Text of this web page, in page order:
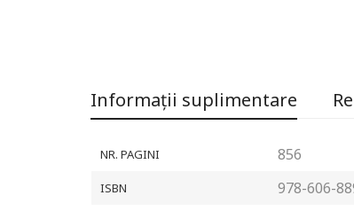
Informații suplimentare
NR. PAGINI 856
ISBN 978-606-